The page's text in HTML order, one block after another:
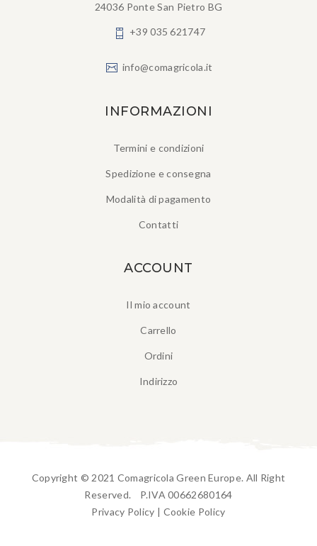
24036 Ponte San Pietro BG
+39 035 621747
info@comagricola.it
INFORMAZIONI
Termini e condizioni
Spedizione e consegna
Modalità di pagamento
Contatti
ACCOUNT
Il mio account
Carrello
Ordini
Indirizzo
Copyright © 2021 Comagricola Green Europe. All Right
Reserved. P.IVA 00662680164
Privacy Policy | Cookie Policy